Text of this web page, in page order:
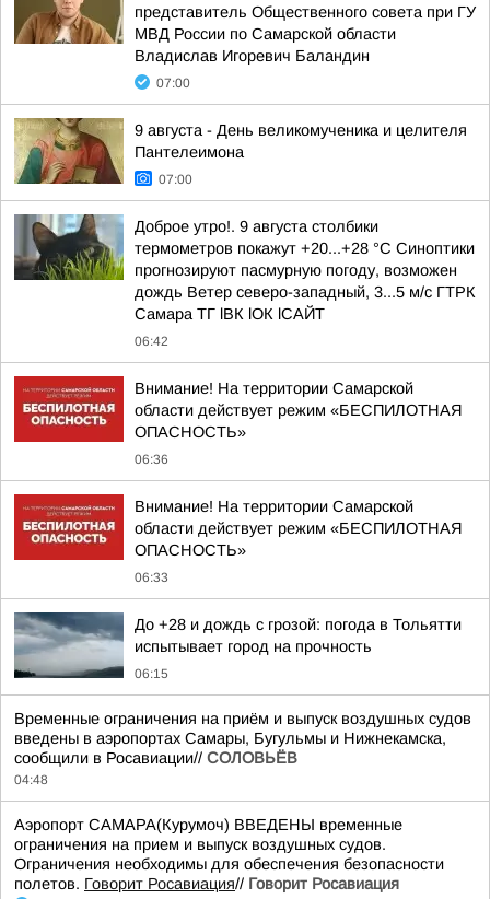
представитель Общественного совета при ГУ
МВД России по Самарской области
Владислав Игоревич Баландин
07:00
9 августа - День великомученика и целителя
Пантелеимона
07:00
Доброе утро!. 9 августа столбики
термометров покажут +20...+28 °C Синоптики
прогнозируют пасмурную погоду, возможен
дождь Ветер северо-западный, 3...5 м/с ГТРК
Самара ТГ lВК lОК lСАЙТ
06:42
Внимание! На территории Самарской
области действует режим «БЕСПИЛОТНАЯ
ОПАСНОСТЬ»
06:36
Внимание! На территории Самарской
области действует режим «БЕСПИЛОТНАЯ
ОПАСНОСТЬ»
06:33
До +28 и дождь с грозой: погода в Тольятти
испытывает город на прочность
06:15
Временные ограничения на приём и выпуск воздушных судов
введены в аэропортах Самары, Бугульмы и Нижнекамска,
сообщили в Росавиации// СОЛОВЬЁВ
04:48
Аэропорт САМАРА(Курумоч) ВВЕДЕНЫ временные
ограничения на прием и выпуск воздушных судов.
Ограничения необходимы для обеспечения безопасности
полетов. Говорит Росавиация// Говорит Росавиация